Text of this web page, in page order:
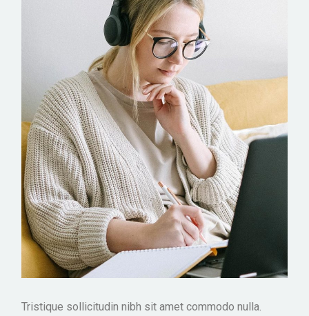
Tristique sollicitudin nibh sit amet commodo nulla.